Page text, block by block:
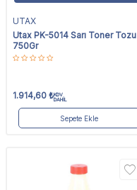
UTAX
Utax PK-5014 Sarı Toner Tozu
750Gr
1.914,60 ₺KDV
DAHİL
Sepete Ekle